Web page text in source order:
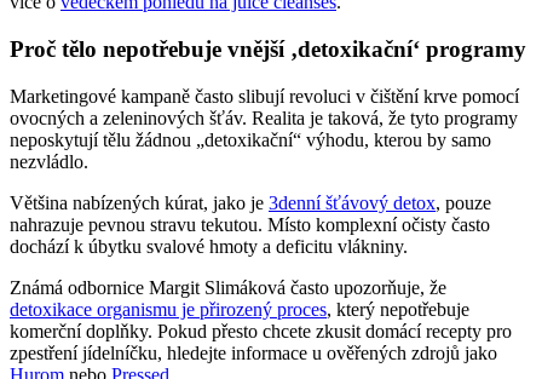
Proč tělo nepotřebuje vnější ‚detoxikační‘ programy
Marketingové kampaně často slibují revoluci v čištění krve pomocí
ovocných a zeleninových šťáv. Realita je taková, že tyto programy
neposkytují tělu žádnou „detoxikační“ výhodu, kterou by samo
nezvládlo.
Většina nabízených kúrat, jako je 3denní šťávový detox, pouze
nahrazuje pevnou stravu tekutou. Místo komplexní očisty často
dochází k úbytku svalové hmoty a deficitu vlákniny.
Známá odbornice Margit Slimáková často upozorňuje, že
detoxikace organismu je přirozený proces, který nepotřebuje
komerční doplňky. Pokud přesto chcete zkusit domácí recepty pro
zpestření jídelníčku, hledejte informace u ověřených zdrojů jako
Hurom nebo Pressed